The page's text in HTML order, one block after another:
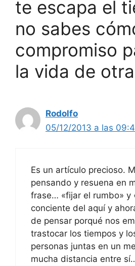
te escapa el
no sabes
compromiso
la vida de
Rodolfo
05/12/2013 a las
Es un artículo precioso.
pensando y resuena en
frase… «fijar el rumbo» y
conciente del aquí y
de pensar porqué nos
trastocar los tiempos y
personas juntas en un
mucha distancia entre